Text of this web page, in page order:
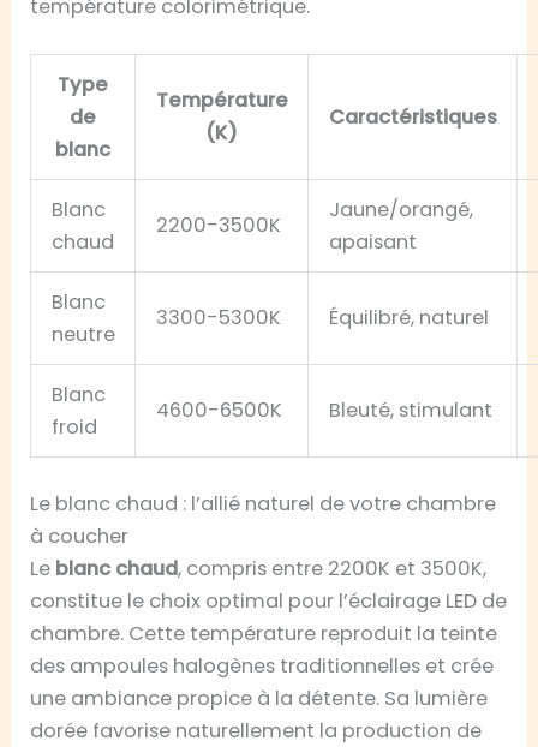
température colorimétrique.
Type
de
blanc
Température
(K)
Caractéristiques
Blanc
chaud
2200-3500K
Jaune/orangé,
apaisant
Blanc
neutre
3300-5300K Équilibré, naturel
Blanc
froid
4600-6500K Bleuté, stimulant
Le blanc chaud : l’allié naturel de votre chambre
à coucher
Le blanc chaud, compris entre 2200K et 3500K,
constitue le choix optimal pour l’éclairage LED de
chambre. Cette température reproduit la teinte
des ampoules halogènes traditionnelles et crée
une ambiance propice à la détente. Sa lumière
dorée favorise naturellement la production de